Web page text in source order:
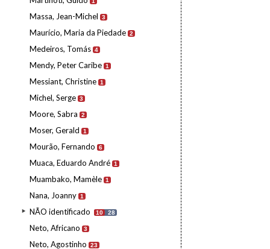
Massa, Jean-Michel 3
Maurício, Maria da Piedade 2
Medeiros, Tomás 4
Mendy, Peter Caribe 1
Messiant, Christine 1
Michel, Serge 3
Moore, Sabra 2
Moser, Gerald 1
Mourão, Fernando 6
Muaca, Eduardo André 1
Muambako, Mamèle 1
Nana, Joanny 1
NÃO identificado 10 28
Neto, Africano 3
Neto, Agostinho 23